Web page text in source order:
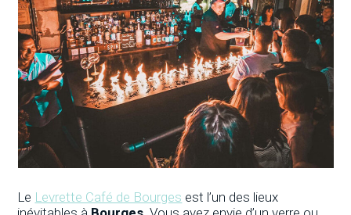
Le Levrette Café de Bourges est l’un des lieux